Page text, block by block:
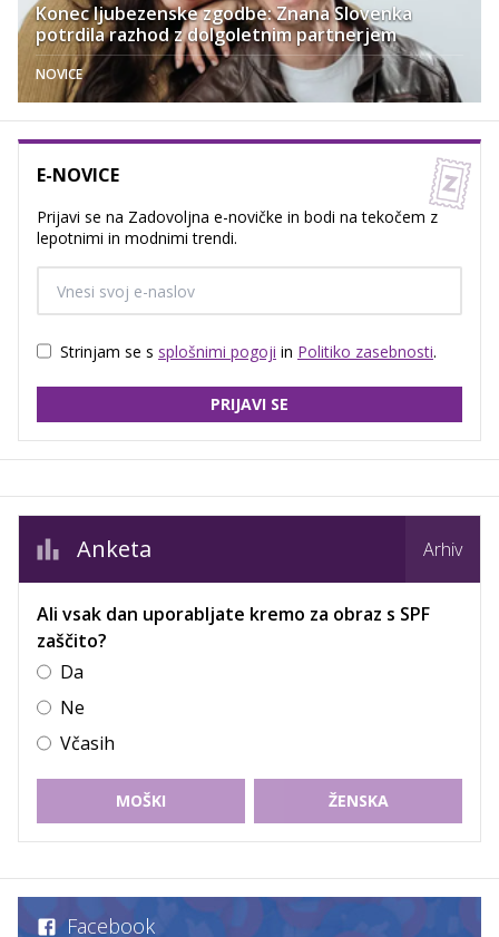
Konec ljubezenske zgodbe: Znana Slovenka
potrdila razhod z dolgoletnim partnerjem
NOVICE
E-NOVICE
Prijavi se na Zadovoljna e-novičke in bodi na tekočem z
lepotnimi in modnimi trendi.
Strinjam se s splošnimi pogoji in Politiko zasebnosti.
PRIJAVI SE
Anketa Arhiv
Ali vsak dan uporabljate kremo za obraz s SPF
zaščito?
Da
Ne
Včasih
MOŠKI ŽENSKA
Facebook